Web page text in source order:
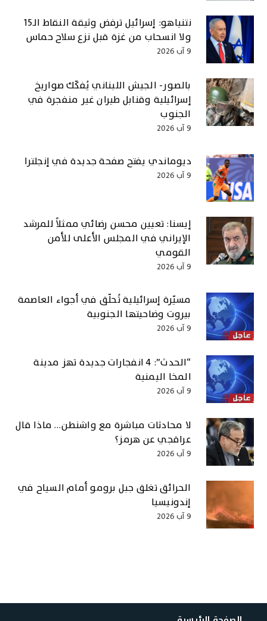
نتنياهو: إسرائيل ترفض وثيقة النقاط الـ15
ولا انسحاب من غزة قبل نزع سلاح حماس
9 آب 2026
بالصور- الجيش اللبناني يُفكّك صواريخ
إسرائيلية وقنابل طيران غير منفجرة في
الجنوب
9 آب 2026
ديوماندي يفتح صفحة جديدة في إنجلترا
9 آب 2026
إيسنا: تعيين محسن رضائي ممثلاً للمرشد
الإيراني في المجلس الأعلى للأمن
القومي
9 آب 2026
مسيّرة إسرائيلية تُحلّق في أجواء العاصمة
بيروت وضاحيتها الجنوبية
9 آب 2026
“الحدث”: 4 انفجارات جديدة تهز مدينة
المخا اليمنية
9 آب 2026
لا محادثات مباشرة مع واشنطن… ماذا قال
عراقجي عن هرمز؟
9 آب 2026
الحرائق تغلق جبل برومو أمام السياح في
إندونيسيا
9 آب 2026